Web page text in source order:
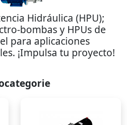
Hidráulica (HPU);
bombas y HPUs de
para aplicaciones
¡Impulsa tu proyecto!